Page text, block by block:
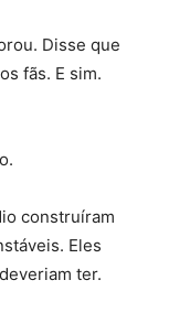
Disse que
fãs. E sim.
construíram
Eles
ter.